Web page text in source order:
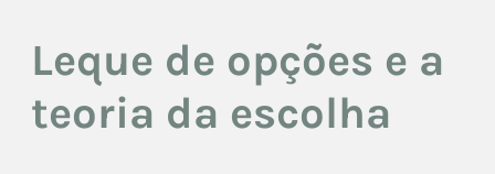
Leque de opções e a
teoria da escolha